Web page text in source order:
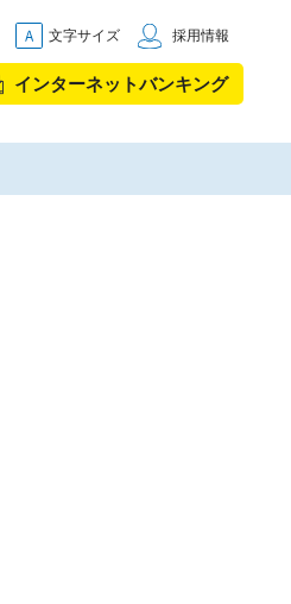
インターネットバンキング
文字サイズ 採用情報